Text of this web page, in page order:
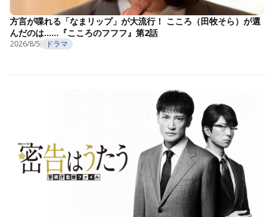
方言が喋れる「なまリップ」が大流行！ こころ（田牧そら）が選
んだのは……『こころのフフフ』第2話
2026/8/5 ドラマ